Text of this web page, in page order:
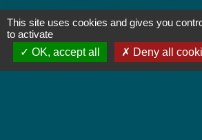
Liens
Colmar Agglomération
This site uses cookies and gives you
to activate
OK, accept all
Deny all